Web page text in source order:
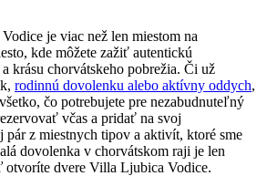
je viac než len miestom na
kde môžete zažiť autentickú
krásu chorvátskeho pobrežia. Či už
rodinnú dovolenku alebo aktívny oddych,
čo potrebujete pre nezabudnuteľný
včas a pridať na svoj
pár z miestnych tipov a aktivít, ktoré sme
dovolenka v chorvátskom raji je len
otvoríte dvere Villa Ljubica Vodice.